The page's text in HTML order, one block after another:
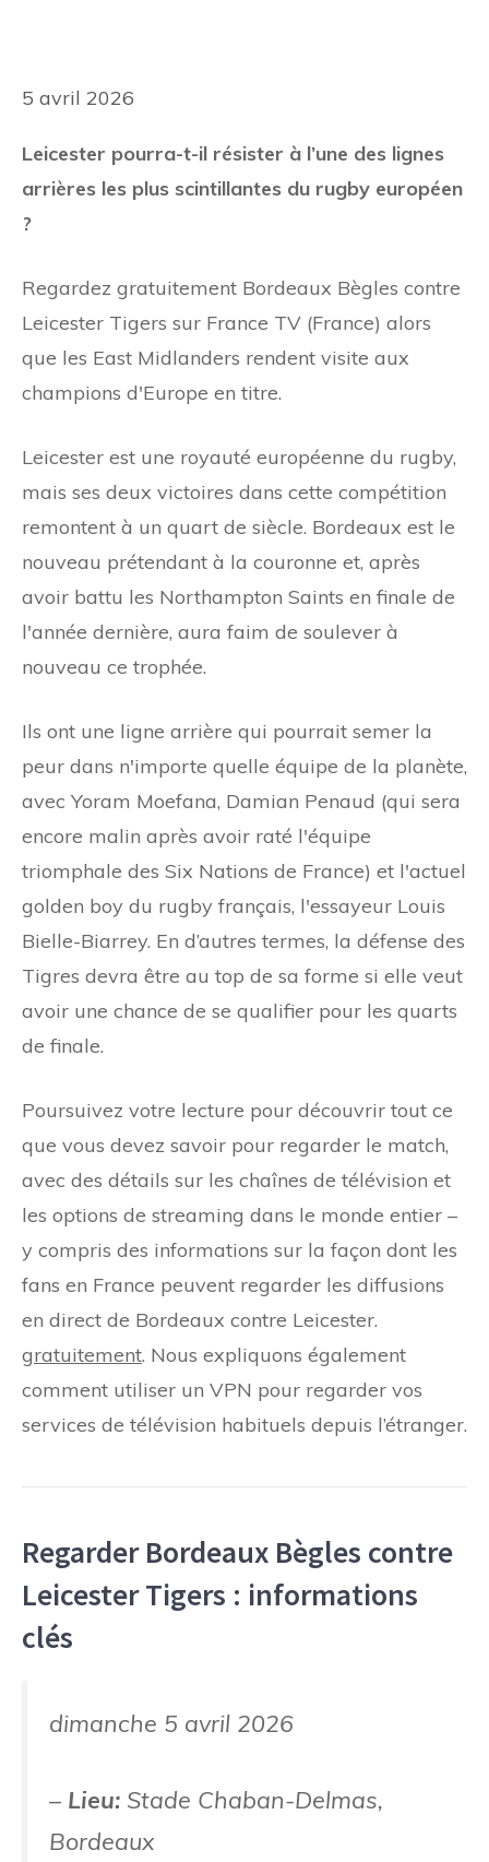
5 avril 2026
Leicester pourra-t-il résister à l’une des lignes
arrières les plus scintillantes du rugby européen
?
Regardez gratuitement Bordeaux Bègles contre
Leicester Tigers sur France TV (France) alors
que les East Midlanders rendent visite aux
champions d'Europe en titre.
Leicester est une royauté européenne du rugby,
mais ses deux victoires dans cette compétition
remontent à un quart de siècle. Bordeaux est le
nouveau prétendant à la couronne et, après
avoir battu les Northampton Saints en finale de
l'année dernière, aura faim de soulever à
nouveau ce trophée.
Ils ont une ligne arrière qui pourrait semer la
peur dans n'importe quelle équipe de la planète,
avec Yoram Moefana, Damian Penaud (qui sera
encore malin après avoir raté l'équipe
triomphale des Six Nations de France) et l'actuel
golden boy du rugby français, l'essayeur Louis
Bielle-Biarrey. En d’autres termes, la défense des
Tigres devra être au top de sa forme si elle veut
avoir une chance de se qualifier pour les quarts
de finale.
Poursuivez votre lecture pour découvrir tout ce
que vous devez savoir pour regarder le match,
avec des détails sur les chaînes de télévision et
les options de streaming dans le monde entier –
y compris des informations sur la façon dont les
fans en France peuvent regarder les diffusions
en direct de Bordeaux contre Leicester.
gratuitement. Nous expliquons également
comment utiliser un VPN pour regarder vos
services de télévision habituels depuis l’étranger.
Regarder Bordeaux Bègles contre
Leicester Tigers : informations
clés
dimanche 5 avril 2026
– Lieu: Stade Chaban-Delmas,
Bordeaux